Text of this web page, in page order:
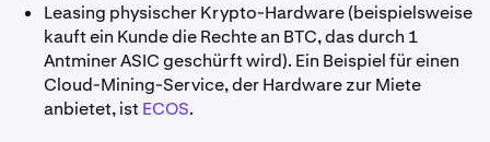
Leasing physischer Krypto-Hardware (beispielsweise
kauft ein Kunde die Rechte an BTC, das durch 1
Antminer ASIC geschürft wird). Ein Beispiel für einen
Cloud-Mining-Service, der Hardware zur Miete
anbietet, istECOS.